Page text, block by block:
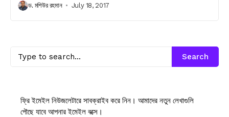
ড. মশিউর রহমান July 18, 2017
Search
ফ্রি ইমেইল নিউজলেটারে সাবক্রাইব করে নিন। আমাদের নতুন লেখাগুলি
পৌছে যাবে আপনার ইমেইল বক্সে।